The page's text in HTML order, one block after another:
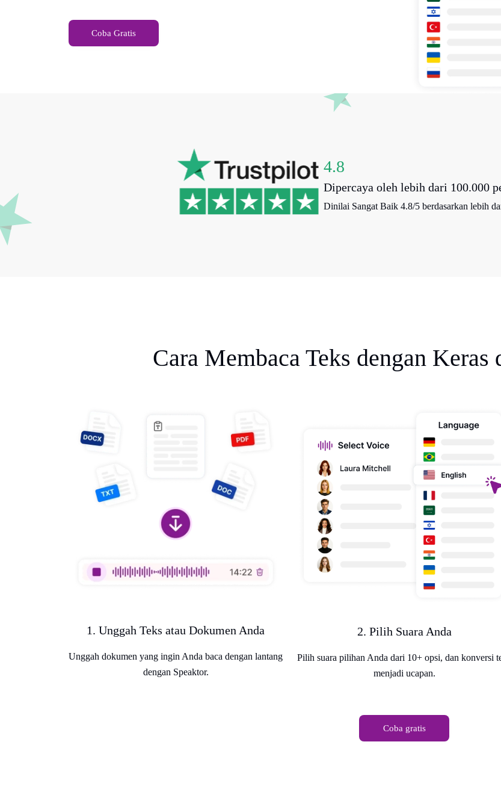
Coba Gratis
4.8
Dipercaya oleh lebih dari 100.000
Dinilai Sangat Baik 4.8/5 berdasarkan lebih
Cara Membaca Teks dengan Keras
1. Unggah Teks atau Dokumen Anda
Unggah dokumen yang ingin Anda baca dengan lantang
dengan Speaktor.
2. Pilih Suara Anda
Pilih suara pilihan Anda dari 10+ opsi, dan konversi
menjadi ucapan.
Coba gratis